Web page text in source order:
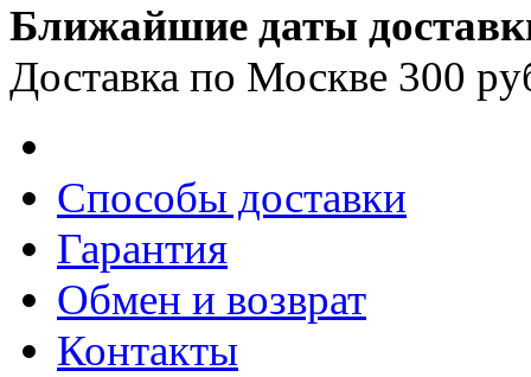
Ближайшие даты
Доставка по Москве 300
Способы доставки
Гарантия
Обмен и возврат
Контакты